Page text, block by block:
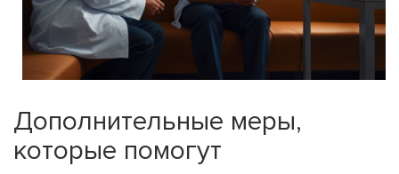
Дополнительные меры,
которые помогут